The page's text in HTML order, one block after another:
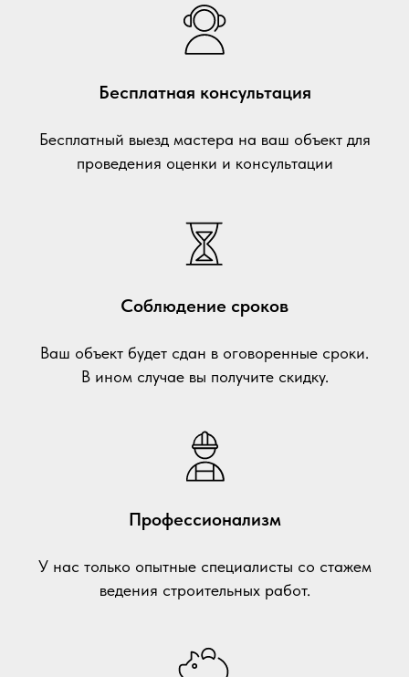
Бесплатная консультация
Бесплатный выезд мастера на ваш объект для
проведения оценки и консультации
Соблюдение сроков
Ваш объект будет сдан в оговоренные сроки.
В ином случае вы получите скидку.
Профессионализм
У нас только опытные специалисты со стажем
ведения строительных работ.